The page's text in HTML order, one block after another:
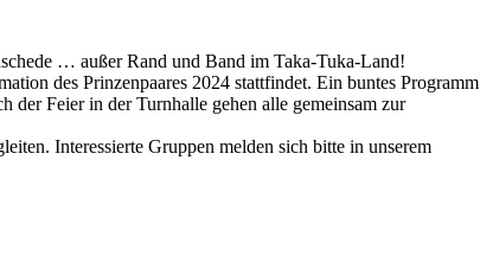
… außer Rand und Band im Taka-Tuka-Land!
des Prinzenpaares 2024 stattfindet. Ein buntes Programm
Feier in der Turnhalle gehen alle gemeinsam zur
Interessierte Gruppen melden sich bitte in unserem